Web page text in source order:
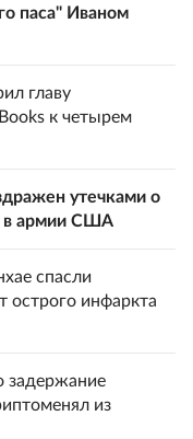
паса" Иваном
главу
к четырем
утечками о
в армии США
спасли
острого инфаркта
задержание
из